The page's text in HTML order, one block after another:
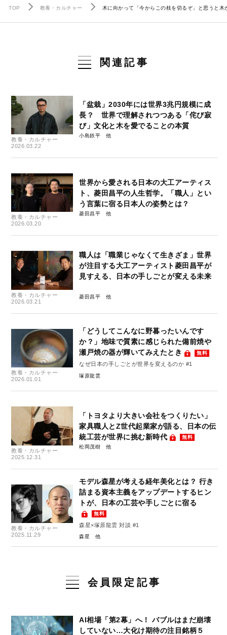
TOP 教養・カルチャー 木に向かって「今からこの枝を切るぞ」と思うと
関連記事
教養・カルチャー
2026.03.22
「盆栽」2030年には世界3兆円規模に成
長？ 世界で理解されつつある「侘び寂
び」文化と木を愛でることの本質
小島鉄平
教養・カルチャー
2026.03.20
世界から愛される日本の大工アーティス
ト、菱田昌平の人生哲学。「職人」とい
う言葉に宿る日本人の姿勢とは？
菱田昌平
教養・カルチャー
2026.03.21
職人は「職業じゃなくて生きざま」世界
が注目する大工アーティスト菱田昌平が
見すえる、日本の手しごとが変える未来
菱田昌平
教養・カルチャー
2026.01.01
「どうしてこんなに野暮ったいんです
か？」地味で質素に感じられた備前焼や
瀬戸焼の器が輝いてみえたとき
無料
なぜ日本の手しごとが世界を変えるのか #1
塚原龍雲
教養・カルチャー
2025.12.31
「トヨタより大きい会社をつくりたい」
家具職人とZ世代起業家が語る、日本の伝
統工芸が世界に挑む新時代
無料
松岡茂樹
教養・カルチャー
2025.11.29
モデル森星が考える経年美化とは？ 行き
詰まる資本主義をアップデートするヒン
トが、日本の工芸や手しごとに宿る
無料
森星×塚原龍雲 対談 #1
森星
会員限定記事
AI相場「第2幕」へ！ バブルはまだ崩壊
していない…大化け期待の注目銘柄５